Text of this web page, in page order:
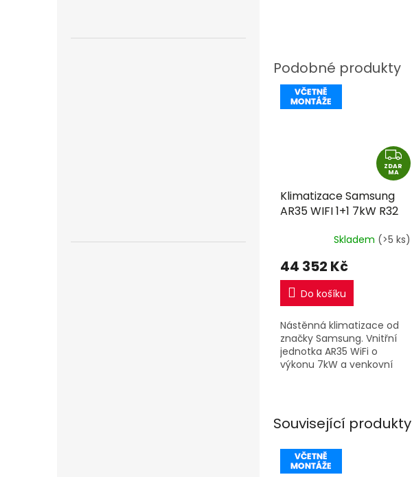
Související produkty
Z
D
A
ZDAR
MA
Klimatizace Samsung
AR35 WIFI 1+1 7kW R32
Skladem (>5 ks)
44 352 Kč
Do košíku
Nástěnná klimatizace od
značky Samsung. Vnitřní
jednotka AR35 WiFi o
výkonu 7kW a venkovní